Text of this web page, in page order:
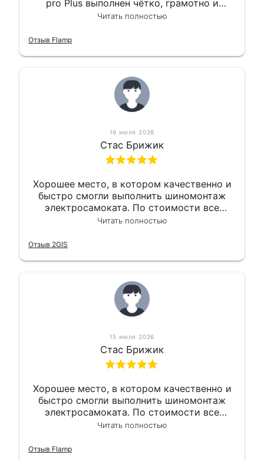
pro Plus выполнен чётко, грамотно и
квалифицированно. Всё сделано
Читать полностью
Отзыв Flamp
16 июля 2026
Стас Брижик
Хорошее место, в котором качественно и
быстро смогли выполнить шиномонтаж
электросамоката. По стоимости все
вышло вообще приемлемо хочу сказать.
Читать полностью
Отзыв 2GIS
15 июля 2026
Стас Брижик
Хорошее место, в котором качественно и
быстро смогли выполнить шиномонтаж
электросамоката. По стоимости все
вышло вообще приемлемо хочу сказать.
Читать полностью
Отзыв Flamp